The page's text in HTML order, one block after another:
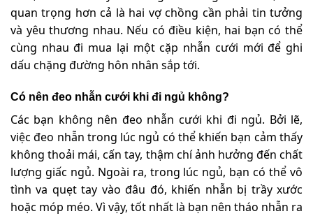
quan trọng hơn cả là hai vợ chồng cần phải tin tưởng
và yêu thương nhau. Nếu có điều kiện, hai bạn có thể
cùng nhau đi mua lại một cặp nhẫn cưới mới để ghi
dấu chặng đường hôn nhân sắp tới.
Có nên đeo nhẫn cưới khi đi ngủ không?
Các bạn không nên đeo nhẫn cưới khi đi ngủ. Bởi lẽ,
việc đeo nhẫn trong lúc ngủ có thể khiến bạn cảm thấy
không thoải mái, cấn tay, thậm chí ảnh hưởng đến chất
lượng giấc ngủ. Ngoài ra, trong lúc ngủ, bạn có thể vô
tình va quẹt tay vào đâu đó, khiến nhẫn bị trầy xước
hoặc móp méo. Vì vậy, tốt nhất là bạn nên tháo nhẫn ra